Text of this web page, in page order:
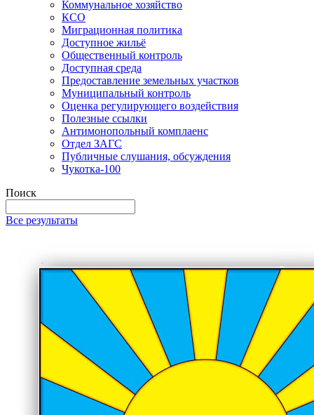
Коммунальное хозяйство
КСО
Миграционная политика
Доступное жильё
Общественный контроль
Доступная среда
Предоставление земельных участков
Муниципальный контроль
Оценка регулирующего воздействия
Полезные ссылки
Антимонопольный комплаенс
Отдел ЗАГС
Публичные слушания, обсуждения
Чукотка-100
Поиск
Все результаты